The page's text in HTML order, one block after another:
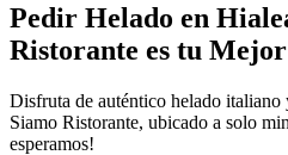
Pedir Helado en
Ristorante es tu
Disfruta de auténtico helado italiano
Siamo Ristorante, ubicado a solo
esperamos!